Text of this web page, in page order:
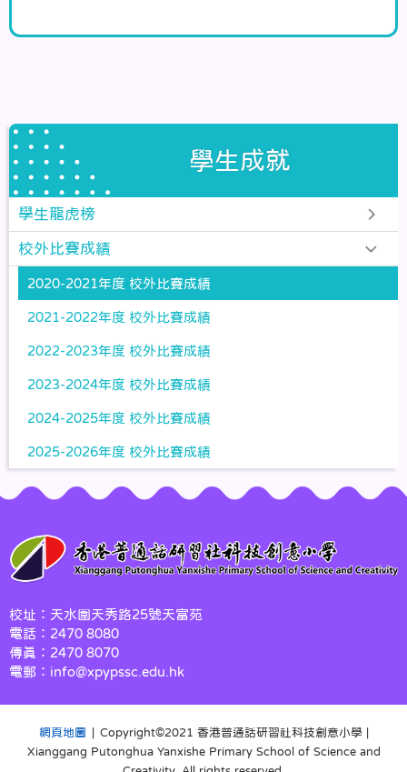
學生成就
學生龍虎榜
校外比賽成績
2020-2021年度 校外比賽成績
2021-2022年度 校外比賽成績
2022-2023年度 校外比賽成績
2023-2024年度 校外比賽成績
2024-2025年度 校外比賽成績
2025-2026年度 校外比賽成績
校址：天水圍天秀路25號天富苑
電話：2470 8080
傳真：2470 8070
電郵：info@xpypssc.edu.hk
網頁地圖 | Copyright©️2021 香港普通話研習社科技創意小學 |
Xianggang Putonghua Yanxishe Primary School of Science and